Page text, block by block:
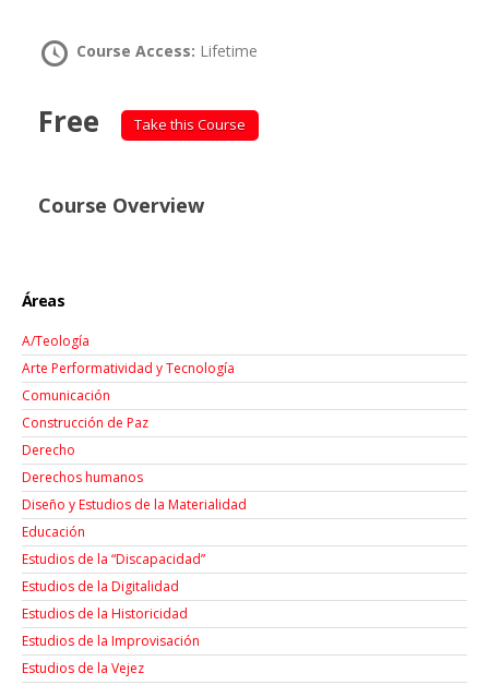
Course Access: Lifetime
Free Take this Course
Course Overview
Áreas
A/Teología
Arte Performatividad y Tecnología
Comunicación
Construcción de Paz
Derecho
Derechos humanos
Diseño y Estudios de la Materialidad
Educación
Estudios de la “Discapacidad”
Estudios de la Digitalidad
Estudios de la Historicidad
Estudios de la Improvisación
Estudios de la Vejez